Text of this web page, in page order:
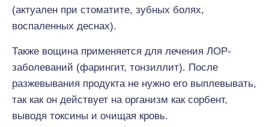
(актуален при стоматите, зубных болях,
воспаленных деснах).
Также вощина применяется для лечения ЛОР-
заболеваний (фарингит, тонзиллит). После
разжевывания продукта не нужно его выплевывать,
так как он действует на организм как сорбент,
выводя токсины и очищая кровь.